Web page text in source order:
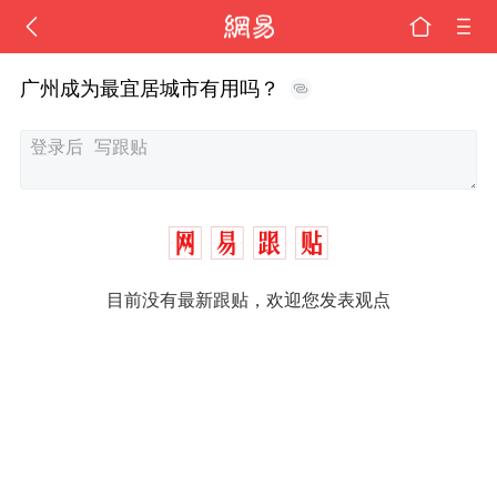
广州成为最宜居城市有用吗？
目前没有最新跟贴，欢迎您发表观点